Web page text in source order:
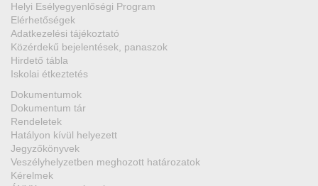
Helyi Esélyegyenlőségi Program
Elérhetőségek
Adatkezelési tájékoztató
Közérdekű bejelentések, panaszok
Hirdető tábla
Iskolai étkeztetés
Dokumentumok
Dokumentum tár
Rendeletek
Hatályon kívül helyezett
Jegyzőkönyvek
Veszélyhelyzetben meghozott határozatok
Kérelmek